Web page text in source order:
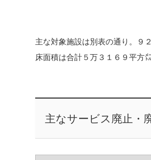
主な対象施設は別表の通り。９
床面積は合計５万３１６９平方
主なサービス廃止・